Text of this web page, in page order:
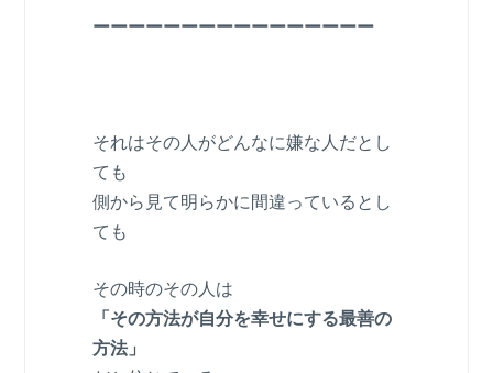
ーーーーーーーーーーーーーーーー
それはその人がどんなに嫌な人だとし
ても
側から見て明らかに間違っているとし
ても
その時のその人は
「その方法が自分を幸せにする最善の
方法」